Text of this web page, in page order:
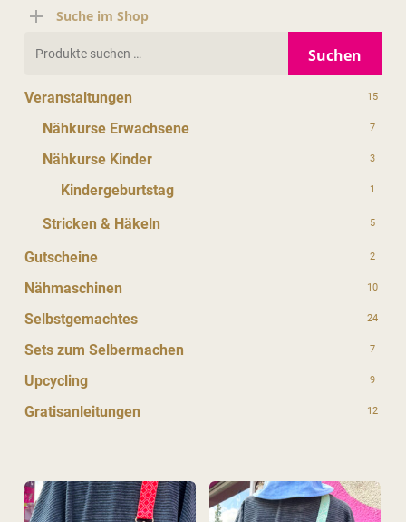
Suche im Shop
Suchen
Veranstaltungen 15
Nähkurse Erwachsene 7
Nähkurse Kinder 3
Kindergeburtstag 1
Stricken & Häkeln 5
Gutscheine 2
Nähmaschinen 10
Selbstgemachtes 24
Sets zum Selbermachen 7
Upcycling 9
Gratisanleitungen 12